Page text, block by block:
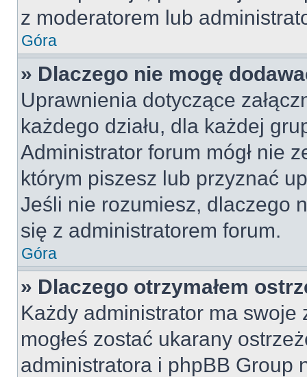
z moderatorem lub
Góra
» Dlaczego nie mogę
Uprawnienia dotyczące
każdego działu, dla każdej
Administrator forum mógł nie
którym piszesz lub przyznać
Jeśli nie rozumiesz, dlaczego
się z administratorem forum.
Góra
» Dlaczego otrzymałem
Każdy administrator ma swoje
mogłeś zostać ukarany
administratora i phpBB Group